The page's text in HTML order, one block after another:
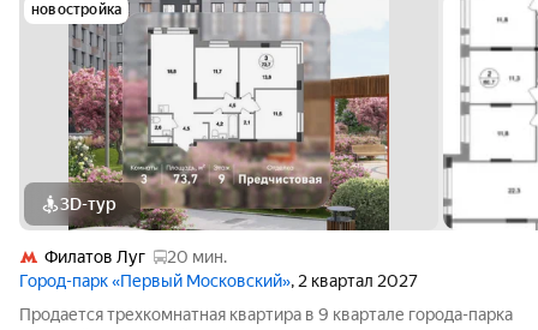
новостройка
3D-тур
Филатов Луг
20 мин.
Город-парк «Первый Московский», 2 квартал 2027
Продается трехкомнатная квартира в 9 квартале города-парка